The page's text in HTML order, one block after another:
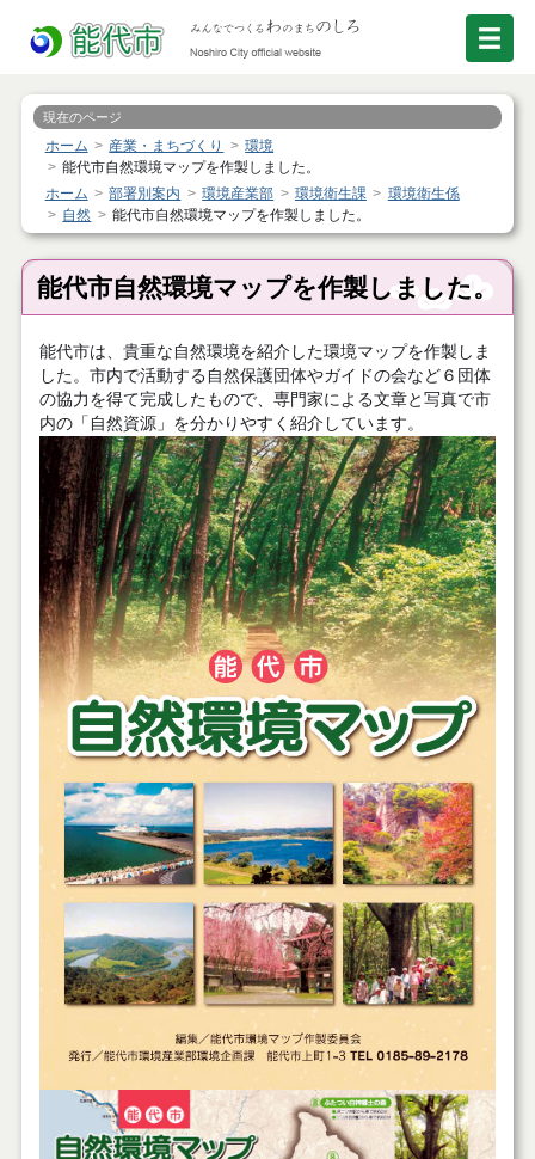
現在のページ
ホーム 産業・まちづくり
環境
能代市自然環境マップを作製しました。
ホーム
部署別案内 環境産業部 環境衛生課
環境衛生係
自然
能代市自然環境マップを作製しました。
能代市自然環境マップを作製しました。
能代市は、貴重な自然環境を紹介した環境マップを作製しま
した。市内で活動する自然保護団体やガイドの会など６団体
の協力を得て完成したもので、専門家による文章と写真で市
内の「自然資源」を分かりやすく紹介しています。